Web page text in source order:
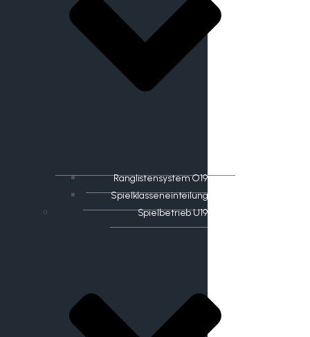
Ranglistensystem O19
Spielklasseneinteilung
Spielbetrieb U19